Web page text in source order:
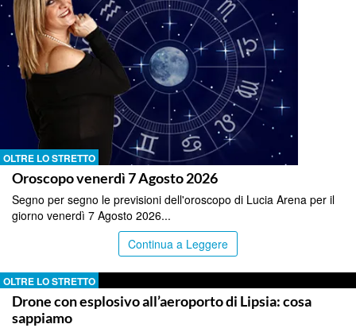
OLTRE LO STRETTO
Oroscopo venerdì 7 Agosto 2026
Segno per segno le previsioni dell'oroscopo di Lucia Arena per il
giorno venerdì 7 Agosto 2026...
Continua a Leggere
OLTRE LO STRETTO
Drone con esplosivo all’aeroporto di Lipsia: cosa
sappiamo